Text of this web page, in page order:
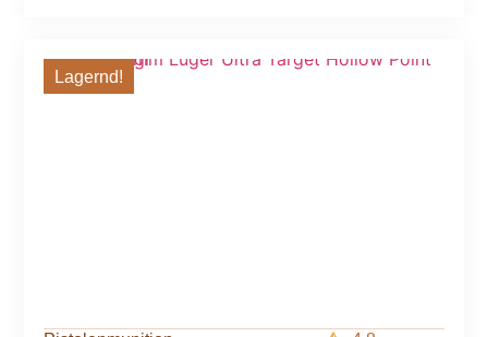
Lagernd!